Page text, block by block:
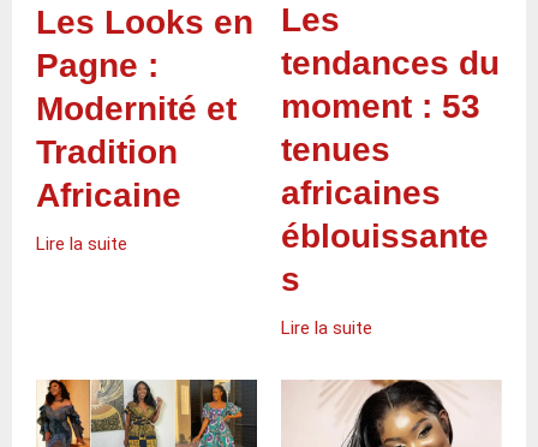
Les Looks en
Pagne :
Modernité et
Tradition
Africaine
Lire la suite
Les
tendances du
moment : 53
tenues
africaines
éblouissante
s
Lire la suite